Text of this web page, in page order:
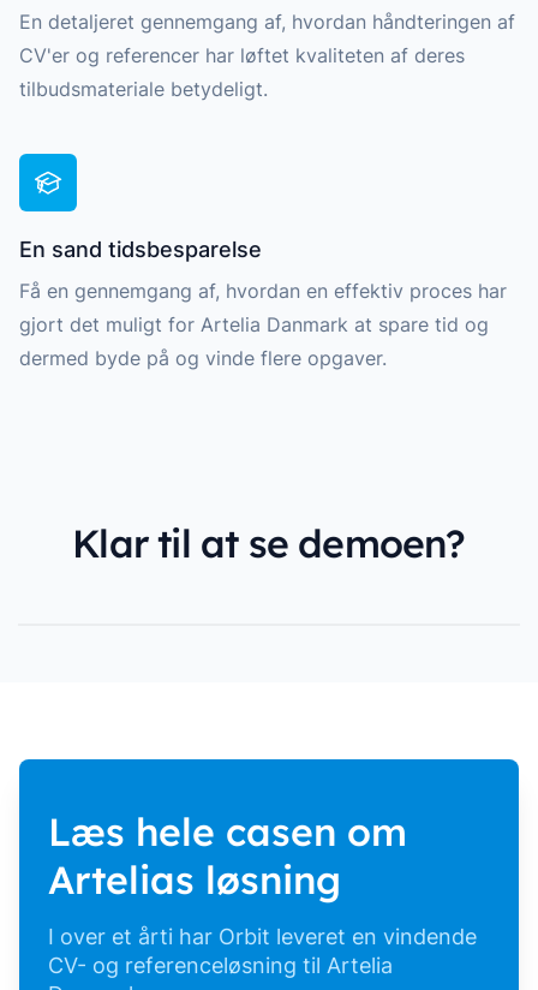
En detaljeret gennemgang af, hvordan håndteringen af
CV'er og referencer har løftet kvaliteten af deres
tilbudsmateriale betydeligt.
En sand tidsbesparelse
Få en gennemgang af, hvordan en effektiv proces har
gjort det muligt for Artelia Danmark at spare tid og
dermed byde på og vinde flere opgaver.
Klar til at se demoen?
Læs hele casen om
Artelias løsning
I over et årti har Orbit leveret en vindende
CV- og referenceløsning til Artelia